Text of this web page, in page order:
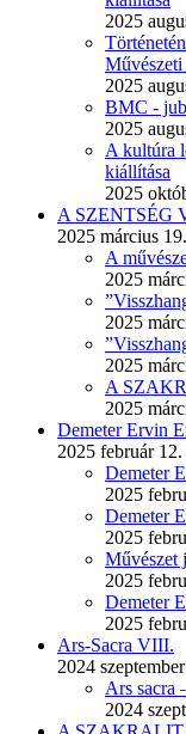
2025
2025
BMC -
2025
A kultúra
kiállítása
2025
A SZENTSÉG
2025 március
A
2025
2025
2025
A
2025
Demeter Ervin
2025 február
Demeter
2025
Demeter
2025
Művészet
2025
Demeter
2025
Ars-Sacra VIII.
2024
Ars sacra
2024